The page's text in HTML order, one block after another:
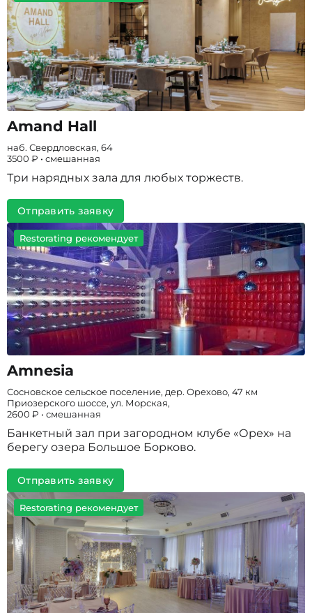
Amand Hall
наб. Свердловская, 64
3500 ₽ • смешанная
Три нарядных зала для любых торжеств.
Отправить заявку
Restorating рекомендует
Amnesia
Сосновское сельское поселение, дер. Орехово, 47 км
Приозерского шоссе, ул. Морская,
2600 ₽ • смешанная
Банкетный зал при загородном клубе «Орех» на
берегу озера Большое Борково.
Отправить заявку
Restorating рекомендует